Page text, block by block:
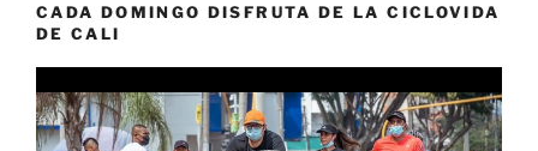
CADA DOMINGO DISFRUTA DE LA CICLOVIDA
DE CALI
de
vídeo